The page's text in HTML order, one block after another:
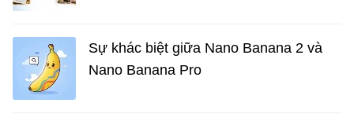
Sự khác biệt giữa Nano Banana 2 và
Nano Banana Pro